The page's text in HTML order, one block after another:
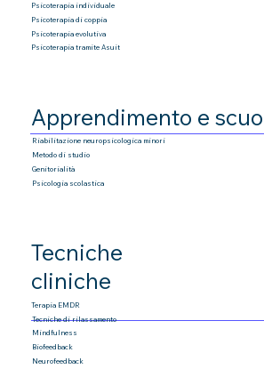
Psicoterapia individuale
Psicoterapia di coppia
Psicoterapia evolutiva
Psicoterapia tramite Asuit
Apprendimento e
Riabilitazione neuropsicologica minori
Metodo di studio
Genitorialità
Psicologia scolastica
Tecniche
cliniche
Terapia EMDR
Tecniche di rilassamento
Mindfulness
Biofeedback
Neurofeedback